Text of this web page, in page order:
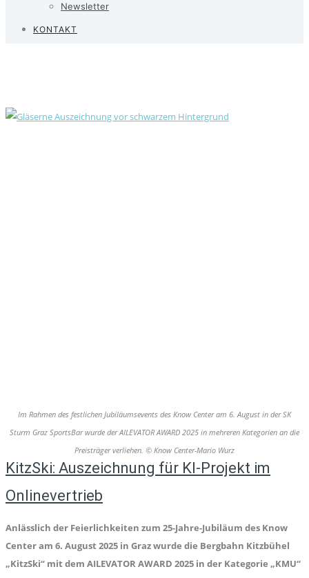
Newsletter
KONTAKT
Im Rahmen des festlichen Jubiläumsevents des Know Center am 6. August in der SK
Sturm Graz SportsBar wurde der AILEVATOR AWARD 2025 in mehreren Kategorien an die
Preisträger verliehen. © Know Center-Mario Wurz
KitzSki: Auszeichnung für KI-Projekt im
Onlinevertrieb
Anlässlich der Feierlichkeiten zum 25-Jahre-Jubiläum des Know
Center am 6. August 2025 in Graz wurde die Bergbahn Kitzbühel
„KitzSki“ mit dem AILEVATOR AWARD 2025 in der Kategorie „KMU“